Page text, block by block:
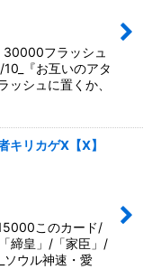
フラッシュ
『お互いのアタ
ッシュに置くか、
リカゲX【X】
このカード/
締皇」/「家臣」/
ソウル神速・愛